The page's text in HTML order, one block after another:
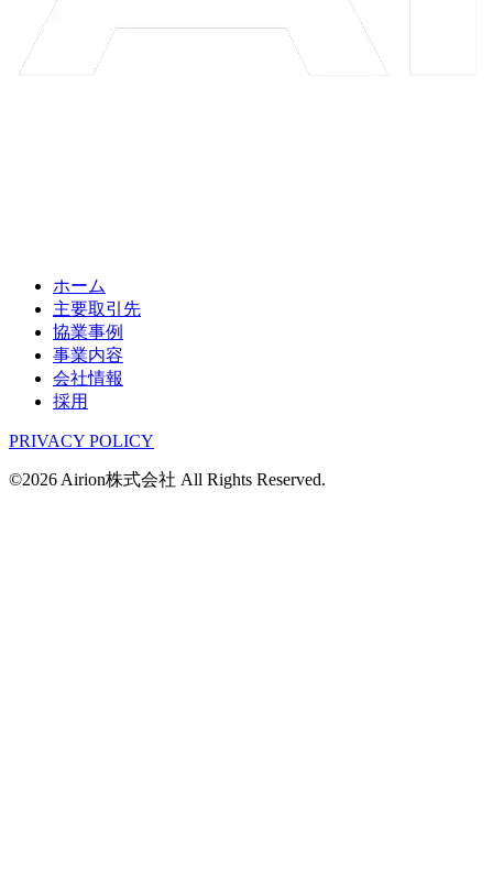
ホーム
主要取引先
協業事例
事業内容
会社情報
採用
PRIVACY POLICY
©2026 Airion株式会社 All Rights Reserved.